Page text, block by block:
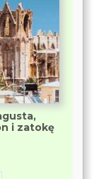
i zatokę